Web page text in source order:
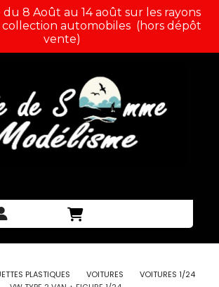
8 Août au 14 août sur les rayons
automobiles (hors dépôt
vente)
PLASTIQUES VOITURES
VOITURES 1/24
cookies